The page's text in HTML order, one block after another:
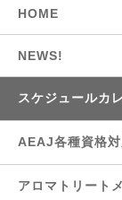
HOME
NEWS!
スケジュールカ
AEAJ各種資格
アロマトリート